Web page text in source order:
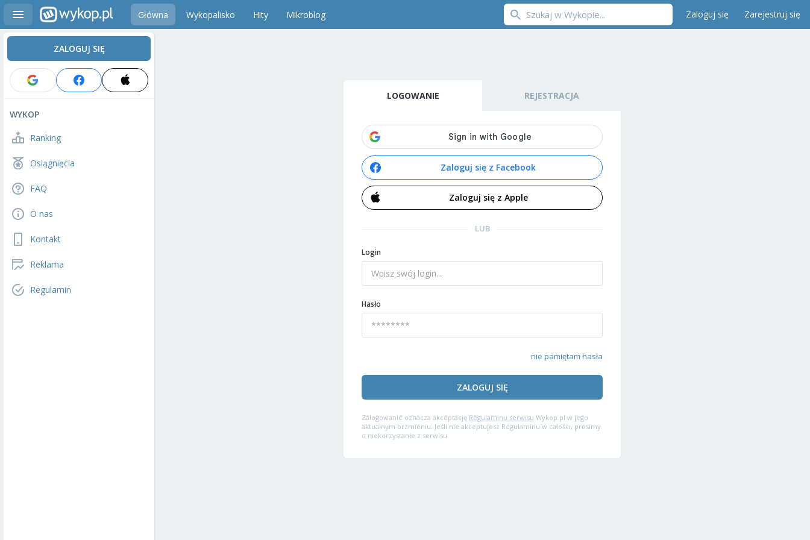
Główna Wykopalisko Hity Mikroblog Zaloguj się Zarejestruj się
ZALOGUJ SIĘ
WYKOP
Ranking
Osiągnięcia
FAQ
O nas
Kontakt
Reklama
Regulamin
LOGOWANIE REJESTRACJA
Zaloguj się z Facebook
Zaloguj się z Apple
LUB
Login
Hasło
nie pamiętam hasła
ZALOGUJ SIĘ
Zalogowanie oznacza akceptację Regulaminu serwisu Wykop.pl w jego
aktualnym brzmieniu. Jeśli nie akceptujesz Regulaminu w całości, prosimy
o niekorzystanie z serwisu.